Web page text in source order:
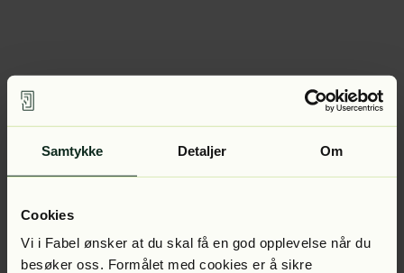
Samtykke Detaljer Om
Cookies
Vi i Fabel ønsker at du skal få en god opplevelse når du
besøker oss. Formålet med cookies er å sikre